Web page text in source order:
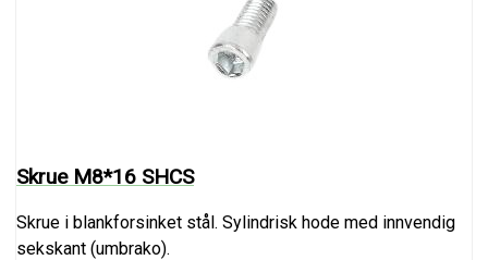
Skrue M8*16 SHCS
Skrue i blankforsinket stål. Sylindrisk hode med innvendig
sekskant (umbrako).